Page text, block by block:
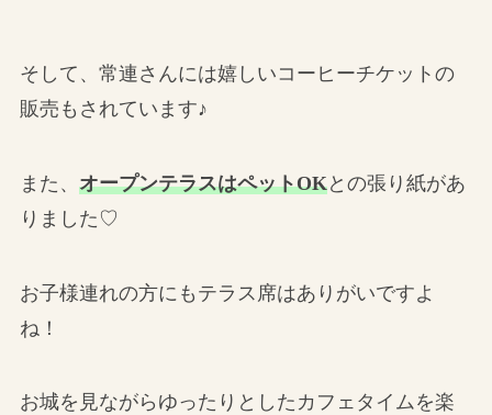
そして、常連さんには嬉しいコーヒーチケットの
販売もされています♪
また、 オープンテラスはペットOKとの張り紙があ
りました♡
お子様連れの方にもテラス席はありがいですよ
ね！
お城を見ながらゆったりとしたカフェタイムを楽